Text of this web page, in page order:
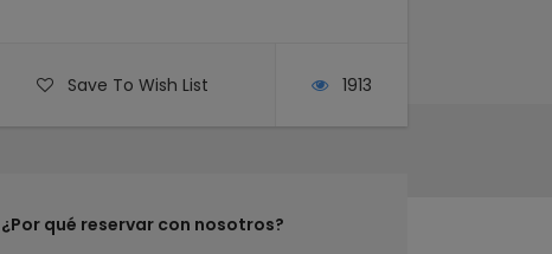
Save To Wish List 1913
¿Por qué reservar con nosotros?